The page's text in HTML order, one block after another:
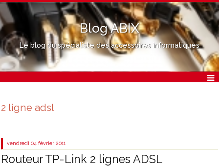
Blog ABIX
Le blog du spécialiste des accessoires informatiques
2 ligne adsl
vendredi 04 février 2011
Routeur TP-Link 2 lignes ADSL